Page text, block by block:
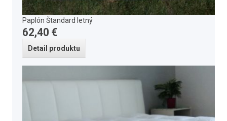
Paplón Štandard letný
62,40 €
Detail produktu